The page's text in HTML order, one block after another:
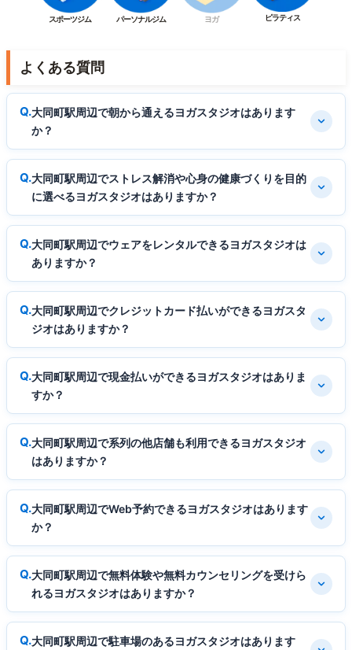
スポーツジム パーソナルジム ヨガ ピラティス
よくある質問
大同町駅周辺で朝から通えるヨガスタジオはあります
か？
大同町駅周辺でストレス解消や心身の健康づくりを目的
に選べるヨガスタジオはありますか？
大同町駅周辺でウェアをレンタルできるヨガスタジオは
ありますか？
大同町駅周辺でクレジットカード払いができるヨガスタ
ジオはありますか？
大同町駅周辺で現金払いができるヨガスタジオはありま
すか？
大同町駅周辺で系列の他店舗も利用できるヨガスタジオ
はありますか？
大同町駅周辺でWeb予約できるヨガスタジオはあります
か？
大同町駅周辺で無料体験や無料カウンセリングを受けら
れるヨガスタジオはありますか？
大同町駅周辺で駐車場のあるヨガスタジオはあります